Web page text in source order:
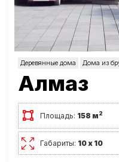
Деревянные дома Дома из
Алмаз
Площадь: 158 м2
Габариты: 10 х 10